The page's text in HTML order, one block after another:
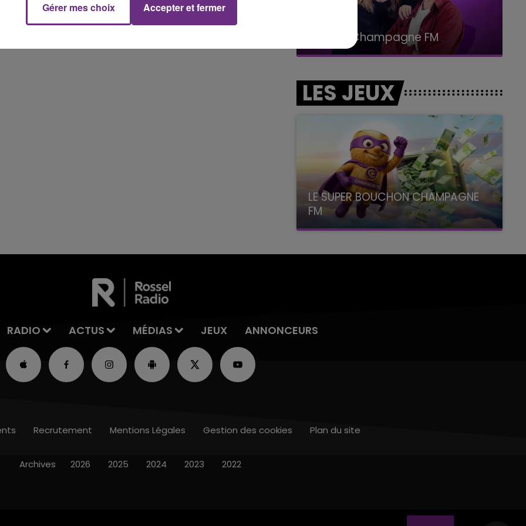
14h00 - 15h00
Le Club Champagne FM
LES JEUX
LE SUPER BOUCHON CHAMPAGNE
FM
avec La Famille Champagne FM, à 8H10
RADIO ACTUS MÉDIAS JEUX ANNONCEURS
Recrutement Mentions Légales Gestion des cookies Plan du site
Archives 2026 2025 2024 2023 2022
Gérer mes choix Accepter et fermer